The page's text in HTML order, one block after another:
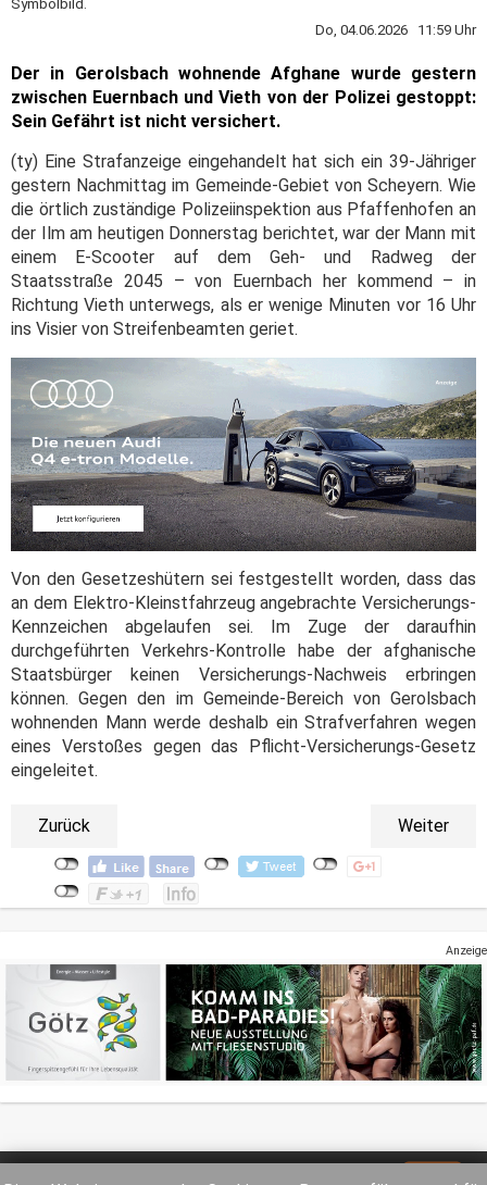
Symbolbild.
Do, 04.06.2026 11:59 Uhr
Der in Gerolsbach wohnende Afghane wurde gestern
zwischen Euernbach und Vieth von der Polizei gestoppt:
Sein Gefährt ist nicht versichert.
(ty) Eine Strafanzeige eingehandelt hat sich ein 39-Jähriger
gestern Nachmittag im Gemeinde-Gebiet von Scheyern. Wie
die örtlich zuständige Polizeiinspektion aus Pfaffenhofen an
der Ilm am heutigen Donnerstag berichtet, war der Mann mit
einem E-Scooter auf dem Geh- und Radweg der
Staatsstraße 2045 – von Euernbach her kommend – in
Richtung Vieth unterwegs, als er wenige Minuten vor 16 Uhr
ins Visier von Streifenbeamten geriet.
Von den Gesetzeshütern sei festgestellt worden, dass das
an dem Elektro-Kleinstfahrzeug angebrachte Versicherungs-
Kennzeichen abgelaufen sei. Im Zuge der daraufhin
durchgeführten Verkehrs-Kontrolle habe der afghanische
Staatsbürger keinen Versicherungs-Nachweis erbringen
können. Gegen den im Gemeinde-Bereich von Gerolsbach
wohnenden Mann werde deshalb ein Strafverfahren wegen
eines Verstoßes gegen das Pflicht-Versicherungs-Gesetz
eingeleitet.
Zurück Weiter
Anzeige